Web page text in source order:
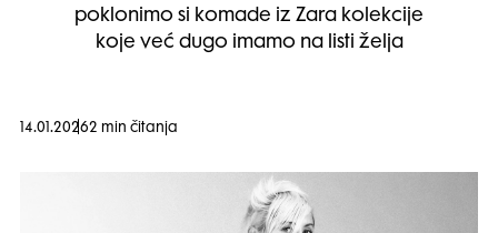
poklonimo si komade iz Zara kolekcije
koje već dugo imamo na listi želja
14.01.20262 min čitanja